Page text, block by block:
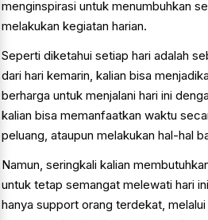
menginspirasi untuk menumbuhkan
melakukan kegiatan harian.
Seperti diketahui setiap hari adalah
dari hari kemarin, kalian bisa
berharga untuk menjalani hari ini
kalian bisa memanfaatkan waktu
peluang, ataupun melakukan hal-hal
Namun, seringkali kalian
untuk tetap semangat melewati hari
hanya support orang terdekat,